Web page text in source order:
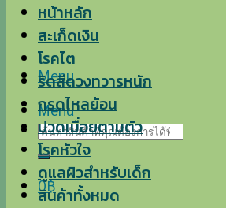
Menu
Menu
ค้นหา:
0฿
หน้าหลัก
สะเก็ดเงิน
โรคไต
ริดสีดวงทวารหนัก
กรดไหลย้อน
ปวดเมื่อยตามตัว
โรคหัวใจ
ดูแลผิวสำหรับเด็ก
สินค้าทั้งหมด